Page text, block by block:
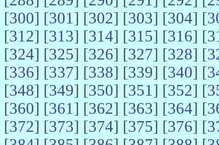
[300] [301] [302] [303] [304] [
[312] [313] [314] [315] [316] [
[324] [325] [326] [327] [328] [
[336] [337] [338] [339] [340] [
[348] [349] [350] [351] [352] [
[360] [361] [362] [363] [364] [
[372] [373] [374] [375] [376] [